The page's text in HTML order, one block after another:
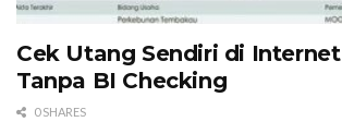
Cek Utang Sendiri di Internet
Tanpa BI Checking
0 SHARES